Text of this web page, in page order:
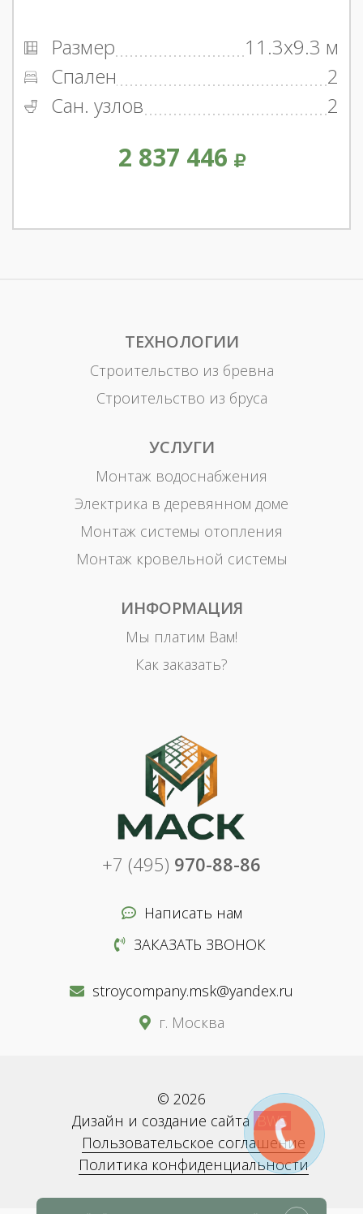
Размер
11.3x9.3 м
Спален
2
Сан. узлов
2
2 837 446
ТЕХНОЛОГИИ
Строительство из бревна
Строительство из бруса
УСЛУГИ
Монтаж водоснабжения
Электрика в деревянном доме
Монтаж системы отопления
Монтаж кровельной системы
ИНФОРМАЦИЯ
Мы платим Вам!
Как заказать?
+7 (495) 970-88-86
Написать нам
ЗАКАЗАТЬ ЗВОНОК
stroycompany.msk@yandex.ru
г. Москва
© 2026
Дизайн и создание сайта BWS
Пользовательское соглашение
Политика конфиденциальности